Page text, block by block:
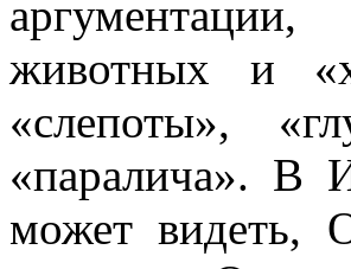
животных и
«слепоты»,
«паралича». В
может видеть,